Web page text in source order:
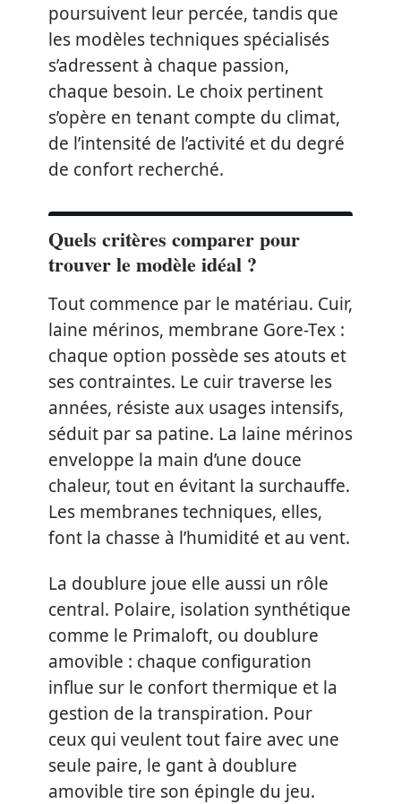
poursuivent leur percée, tandis que
les modèles techniques spécialisés
s’adressent à chaque passion,
chaque besoin. Le choix pertinent
s’opère en tenant compte du climat,
de l’intensité de l’activité et du degré
de confort recherché.
Quels critères comparer pour
trouver le modèle idéal ?
Tout commence par le matériau. Cuir,
laine mérinos, membrane Gore-Tex :
chaque option possède ses atouts et
ses contraintes. Le cuir traverse les
années, résiste aux usages intensifs,
séduit par sa patine. La laine mérinos
enveloppe la main d’une douce
chaleur, tout en évitant la surchauffe.
Les membranes techniques, elles,
font la chasse à l’humidité et au vent.
La doublure joue elle aussi un rôle
central. Polaire, isolation synthétique
comme le Primaloft, ou doublure
amovible : chaque configuration
influe sur le confort thermique et la
gestion de la transpiration. Pour
ceux qui veulent tout faire avec une
seule paire, le gant à doublure
amovible tire son épingle du jeu.